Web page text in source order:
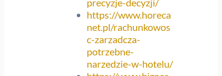
precyzje-decyzji/
https://www.horeca
net.pl/rachunkowos
c-zarzadcza-
potrzebne-
narzedzie-w-hotelu/